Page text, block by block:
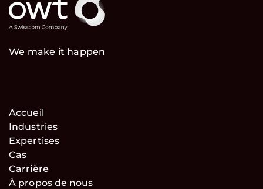
We make it happen
Accueil
Industries
Expertises
Cas
Carrière
À propos de nous